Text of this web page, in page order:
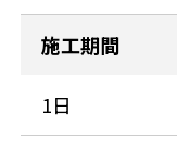
施工期間
1日